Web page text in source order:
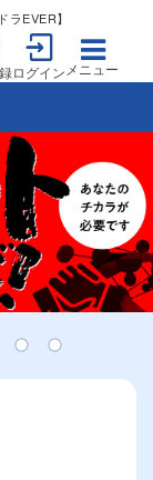
EVER】
ログイン メニュー